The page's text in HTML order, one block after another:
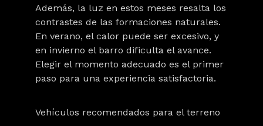
Además, la luz en estos meses resalta los
contrastes de las formaciones naturales.
En verano, el calor puede ser excesivo, y
en invierno el barro dificulta el avance.
Elegir el momento adecuado es el primer
paso para una experiencia satisfactoria.
Vehículos recomendados para el terreno